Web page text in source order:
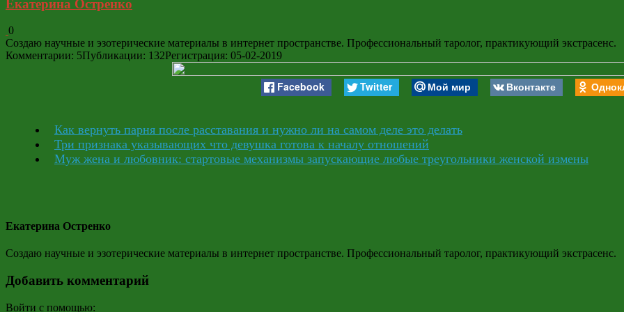
Екатерина Остренко
0
Создаю научные и эзотерические материалы в интернет пространстве. Профессиональный таролог, практикующий экстрасенс.
Комментарии: 5Публикации: 132Регистрация: 05-02-2019
Facebook Twitter Мой мир Вконтакте
Как вернуть парня после расставания и нужно ли на самом деле это делать
Три признака указывающих что девушка готова к началу отношений
Муж жена и любовник: стартовые механизмы запускающие любые треугольники женской измены
Екатерина Остренко
Создаю научные и эзотерические материалы в интернет пространстве. Профессиональный таролог, практикующий экстрасенс.
Добавить комментарий
Войти с помощью: